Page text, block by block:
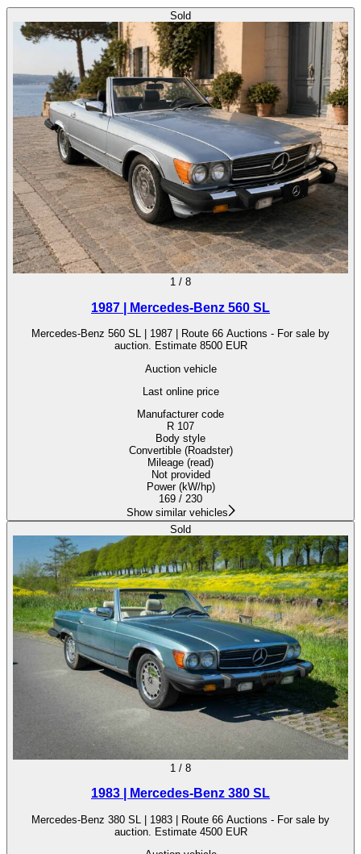
Sold
1 / 8
1987 | Mercedes-Benz 560 SL
Mercedes-Benz 560 SL | 1987 | Route 66 Auctions - For sale by
auction. Estimate 8500 EUR
Auction vehicle
Last online price
Manufacturer code
R 107
Body style
Convertible (Roadster)
Mileage (read)
Not provided
Power (kW/hp)
169 / 230
Show similar vehicles
Sold
1 / 8
1983 | Mercedes-Benz 380 SL
Mercedes-Benz 380 SL | 1983 | Route 66 Auctions - For sale by
auction. Estimate 4500 EUR